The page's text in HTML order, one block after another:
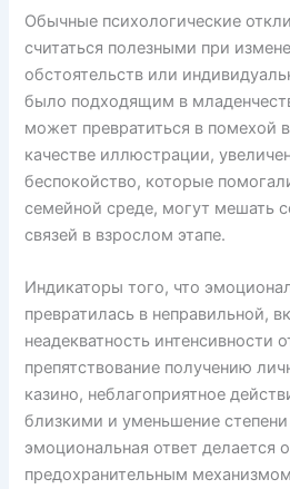
Обычные психологические
считаться полезными при
обстоятельств или
было подходящим в
может превратиться в помехой
качестве иллюстрации,
беспокойство, которые
семейной среде, могут мешать
связей в взрослом этапе.
Индикаторы того, что
превратилась в неправильной,
неадекватность интенсивности
препятствование получению
казино, неблагоприятное
близкими и уменьшение
эмоциональная ответ делается
предохранительным